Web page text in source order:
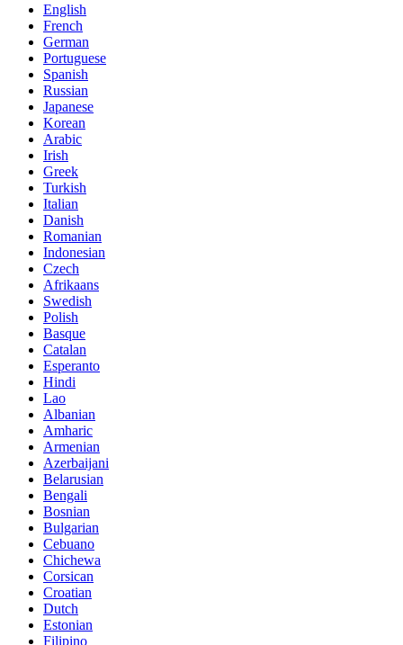
English
French
German
Portuguese
Spanish
Russian
Japanese
Korean
Arabic
Irish
Greek
Turkish
Italian
Danish
Romanian
Indonesian
Czech
Afrikaans
Swedish
Polish
Basque
Catalan
Esperanto
Hindi
Lao
Albanian
Amharic
Armenian
Azerbaijani
Belarusian
Bengali
Bosnian
Bulgarian
Cebuano
Chichewa
Corsican
Croatian
Dutch
Estonian
Filipino